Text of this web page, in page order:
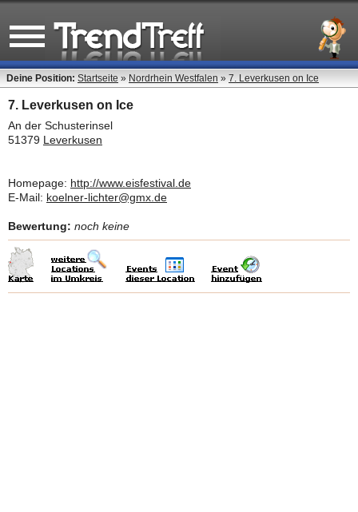
Deine Position: Startseite » Nordrhein Westfalen » 7. Leverkusen on Ice
7. Leverkusen on Ice
An der Schusterinsel
51379 Leverkusen
Homepage: http://www.eisfestival.de
E-Mail: koelner-lichter@gmx.de
Bewertung: noch keine